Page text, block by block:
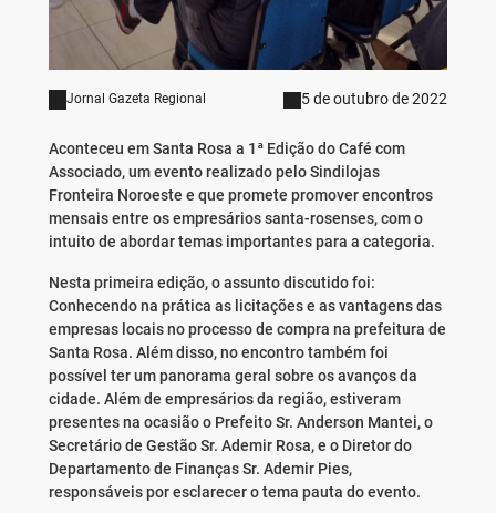
Jornal Gazeta Regional 5 de outubro de 2022
Aconteceu em Santa Rosa a 1ª Edição do Café com
Associado, um evento realizado pelo Sindilojas
Fronteira Noroeste e que promete promover encontros
mensais entre os empresários santa-rosenses, com o
intuito de abordar temas importantes para a categoria.
Nesta primeira edição, o assunto discutido foi:
Conhecendo na prática as licitações e as vantagens das
empresas locais no processo de compra na prefeitura de
Santa Rosa. Além disso, no encontro também foi
possível ter um panorama geral sobre os avanços da
cidade. Além de empresários da região, estiveram
presentes na ocasião o Prefeito Sr. Anderson Mantei, o
Secretário de Gestão Sr. Ademir Rosa, e o Diretor do
Departamento de Finanças Sr. Ademir Pies,
responsáveis por esclarecer o tema pauta do evento.